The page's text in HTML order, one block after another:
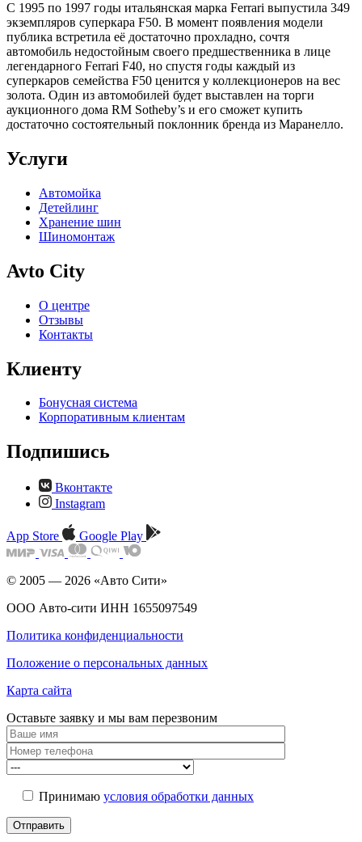
С 1995 по 1997 годы итальянская марка Ferrari выпустила 349
экземпляров суперкара F50. В момент появления модели
публика встретила её достаточно прохладно, сочтя
автомобиль недостойным своего предшественника в лице
легендарного Ferrari F40, но спустя годы каждый из
суперкаров семейства F50 ценится у коллекционеров на вес
золота. Один из автомобилей будет выставлен на торги
аукционного дома RM Sotheby’s и его сможет купить
достаточно состоятельный поклонник бренда из Маранелло.
Услуги
Автомойка
Детейлинг
Хранение шин
Шиномонтаж
Avto City
О центре
Отзывы
Контакты
Клиенту
Бонусная система
Корпоративным клиентам
Подпишись
Вконтакте
Instagram
App Store Google Play
© 2005 — 2026 «Авто Сити»
ООО Авто-сити ИНН 1655097549
Политика конфиденциальности
Положение о персональных данных
Карта сайта
Оставьте заявку и мы вам перезвоним
Принимаю условия обработки данных